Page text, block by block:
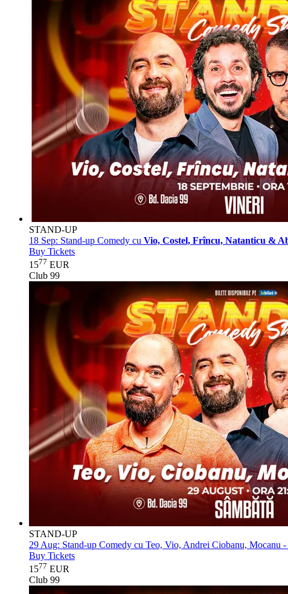
STAND-UP
18 Sep: Stand-up Comedy cu Vio, Costel, Frîncu, Natanticu &
Buy Tickets
1577 EUR
Club 99
STAND-UP
29 Aug: Stand-up Comedy cu Teo, Vio, Andrei Ciobanu, Mocanu
Buy Tickets
1577 EUR
Club 99